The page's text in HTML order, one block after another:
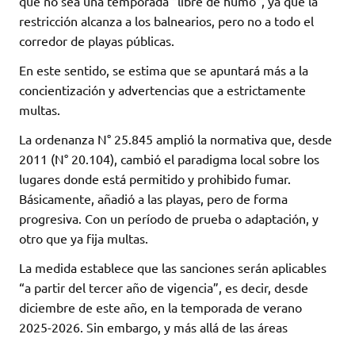
restricción alcanza a los balnearios, pero no a todo el
corredor de playas públicas.
En este sentido, se estima que se apuntará más a la
concientización y advertencias que a estrictamente
multas.
La ordenanza N° 25.845 amplió la normativa que, desde
2011 (N° 20.104), cambió el paradigma local sobre los
lugares donde está permitido y prohibido fumar.
Básicamente, añadió a las playas, pero de forma
progresiva. Con un período de prueba o adaptación, y
otro que ya fija multas.
La medida establece que las sanciones serán aplicables
“a partir del tercer año de vigencia”, es decir, desde
diciembre de este año, en la temporada de verano
2025-2026. Sin embargo, y más allá de las áreas